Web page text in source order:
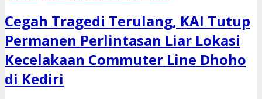
​Cegah Tragedi Terulang, KAI Tutup
Permanen Perlintasan Liar Lokasi
Kecelakaan Commuter Line Dhoho
di Kediri